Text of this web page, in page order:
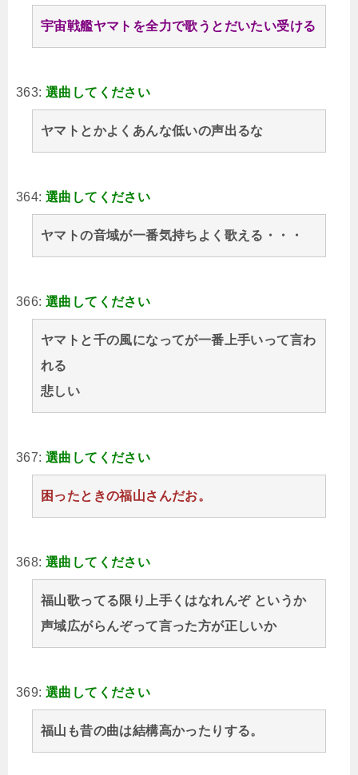
宇宙戦艦ヤマトを全力で歌うとだいたい受ける
363: 選曲してください
ヤマトとかよくあんな低いの声出るな
364: 選曲してください
ヤマトの音域が一番気持ちよく歌える・・・
366: 選曲してください
ヤマトと千の風になってが一番上手いって言わ
れる
悲しい
367: 選曲してください
困ったときの福山さんだお。
368: 選曲してください
福山歌ってる限り上手くはなれんぞ というか
声域広がらんぞって言った方が正しいか
369: 選曲してください
福山も昔の曲は結構高かったりする。